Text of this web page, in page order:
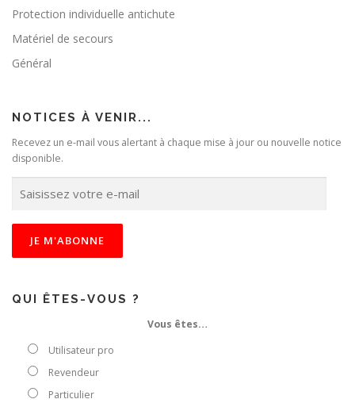
Protection individuelle antichute
Matériel de secours
Général
NOTICES À VENIR...
Recevez un e-mail vous alertant à chaque mise à jour ou nouvelle notice
disponible.
e
QUI ÊTES-VOUS ?
Vous êtes…
Utilisateur pro
Revendeur
Particulier